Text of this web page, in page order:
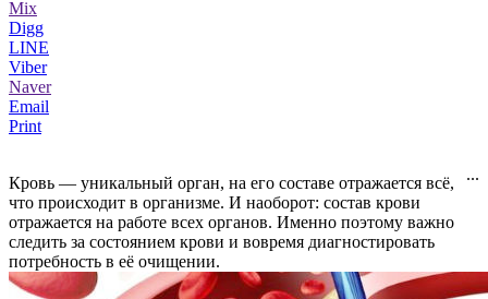
Mix
Digg
LINE
Viber
Naver
Email
Print
...
Кровь — уникальный орган, на его составе отражается всё,
что происходит в организме. И наоборот: состав крови
отражается на работе всех органов. Именно поэтому важно
следить за состоянием крови и вовремя диагностировать
потребность в её очищении.